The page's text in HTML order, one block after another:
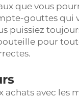
que vous
gouttes qui
puissiez
pour
avec les